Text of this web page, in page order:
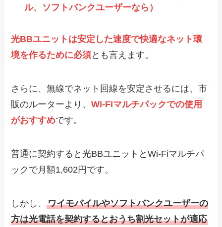
ル、ソフトバンクユーザーなら）
光BBユニットは安定した速度で快適なネット環
境を作るために必須とも言えます。
さらに、無線でネット回線を安定させるには、市
販のルーターより、Wi-Fiマルチパックでの使用
がおすすめです。
普通に契約すると光BBユニットとWi-Fiマルチパ
ックで月額1,602円です。
しかし、ワイモバイルやソフトバンクユーザーの
方は光電話を契約するとおうち割光セットが適応